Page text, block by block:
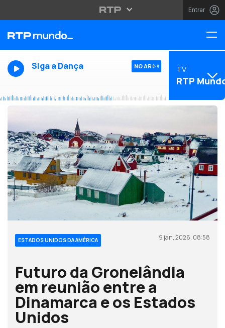
Entrar
Siga a Dança NO AR TV
RTP
ESTADOS UNIDOS DA AMÉRICA 9 jan, 2026, 08:58
Futuro da Gronelândia
em reunião entre a
Dinamarca e os Estados
Unidos